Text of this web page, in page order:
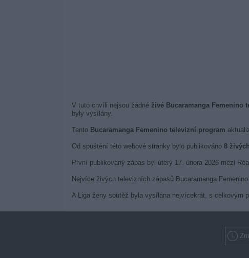
V tuto chvíli nejsou žádné živé Bucaramanga Femenino
byly vysílány.
Tento Bucaramanga Femenino televizní program
Od spuštění této webové stránky bylo publikováno 8
První publikovaný zápas byl úterý 17. února 2026 mezi
Nejvíce živých televizních zápasů Bucaramanga
A Liga ženy soutěž byla vysílána nejvícekrát, s celkovým